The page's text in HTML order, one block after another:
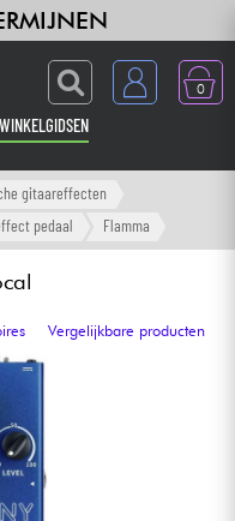
0
WINKELGIDSEN
gitaareffecten
pedaal
Flamma
Vergelijkbare producten